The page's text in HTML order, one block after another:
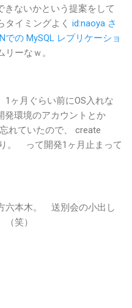
きないかという提案をして
タイミングよく id:naoya さ
の MySQL レプリケーショ
リーなｗ。
ヶ月ぐらい前にOS入れな
発環境のアカウントとか
れていたので、 create
。 って開発1ヶ月止まって
六本木。 送別会の小出し
笑）